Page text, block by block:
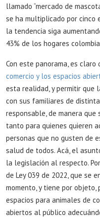
llamado “mercado de
se ha multiplicado por cinco
la tendencia siga
43% de los hogares
Con este panorama, es claro
comercio y los espacios
esta realidad, y permitir que
con sus familiares de
responsable, de manera
tanto para quienes quieren
personas que no gusten de
salud de todos. Acá, el
la legislación al respecto.
de Ley 039 de 2022, que se
momento, y tiene por objeto,
espacios para animales de
abiertos al público